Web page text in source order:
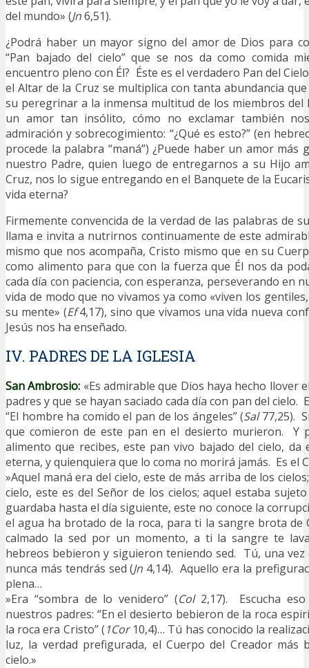
del mundo» (Jn6,51).
¿Podrá haber un mayor signo del amor de Dios para
“Pan bajado del cielo” que se nos da como comida
encuentro pleno con Él? Éste es el verdadero Pan del
el Altar de la Cruz se multiplica con tanta abundancia
su peregrinar a la inmensa multitud de los miembros del
un amor tan insólito, cómo no exclamar también
admiración y sobrecogimiento: “¿Qué es esto?” (en
procede la palabra “maná”) ¿Puede haber un amor más
nuestro Padre, quien luego de entregarnos a su Hijo
Cruz, nos lo sigue entregando en el Banquete de la
vida eterna?
Firmemente convencida de la verdad de las palabras de
llama e invita a nutrirnos continuamente de este
mismo que nos acompaña, Cristo mismo que en su
como alimento para que con la fuerza que Él nos da
cada día con paciencia, con esperanza, perseverando en
vida de modo que no vivamos ya como «viven los
su mente» (Ef4,17), sino que vivamos una vida nueva
Jesús nos ha enseñado.
IV. PADRES DE LA IGLESIA
San Ambrosio: «Es admirable que Dios haya hecho llover
padres y que se hayan saciado cada día con pan del cielo.
“El hombre ha comido el pan de los ángeles” (Sal77,25).
que comieron de este pan en el desierto murieron. Y
alimento que recibes, este pan vivo bajado del cielo, da
eterna, y quienquiera que lo coma no morirá jamás. Es el
»Aquel maná era del cielo, este de más arriba de los
cielo, este es del Señor de los cielos; aquel estaba
guardaba hasta el día siguiente, este no conoce la
el agua ha brotado de la roca, para ti la sangre brota de
calmado la sed por un momento, a ti la sangre te
hebreos bebieron y siguieron teniendo sed. Tú, una vez
nunca más tendrás sed (Jn 4,14). Aquello era la
plena…
»Era “sombra de lo venidero” (Col2,17). Escucha
nuestros padres: “En el desierto bebieron de la roca
la roca era Cristo” ( 1Cor10,4)… Tú has conocido la
luz, la verdad prefigurada, el Cuerpo del Creador más
cielo.»